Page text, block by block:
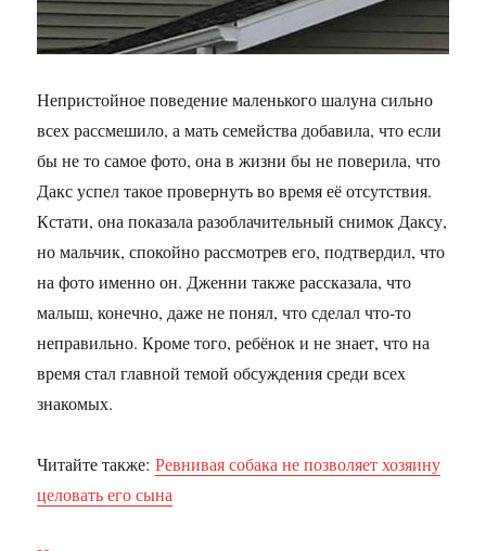
Непристойное поведение маленького шалуна сильно
всех рассмешило, а мать семейства добавила, что если
бы не то самое фото, она в жизни бы не поверила, что
Дакс успел такое провернуть во время её отсутствия.
Кстати, она показала разоблачительный снимок Даксу,
но мальчик, спокойно рассмотрев его, подтвердил, что
на фото именно он. Дженни также рассказала, что
малыш, конечно, даже не понял, что сделал что-то
неправильно. Кроме того, ребёнок и не знает, что на
время стал главной темой обсуждения среди всех
знакомых.
Читайте также:Ревнивая собака не позволяет хозяину
целовать его сына